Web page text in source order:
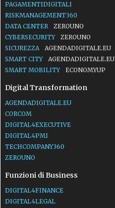
PAGAMENTIDIGITALI
RISKMANAGEMENT360
DATA CENTER
ZEROUNO
CYBERSECURITY
ZEROUNO
SICUREZZA
AGENDADIGITALE.EU
SMART CITY
AGENDADIGITALE.EU
SMART MOBILITY
ECONOMYUP
Digital Transformation
AGENDADIGITALE.EU
CORCOM
DIGITAL4EXECUTIVE
DIGITAL4PMI
TECHCOMPANY360
ZEROUNO
Funzioni di Business
DIGITAL4FINANCE
DIGITAL4LEGAL